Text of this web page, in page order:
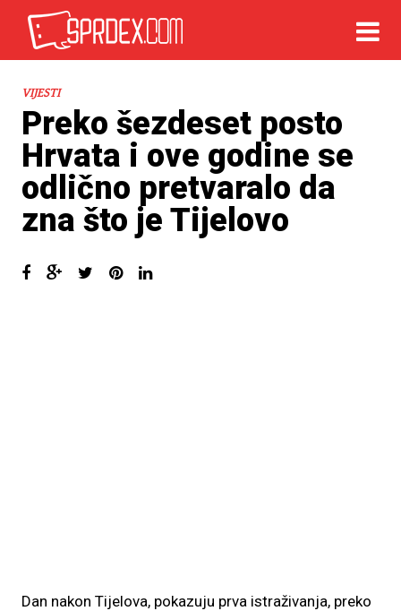
VIJESTI
Preko šezdeset posto
Hrvata i ove godine se
odlično pretvaralo da
zna što je Tijelovo
Dan nakon Tijelova, pokazuju prva istraživanja, preko